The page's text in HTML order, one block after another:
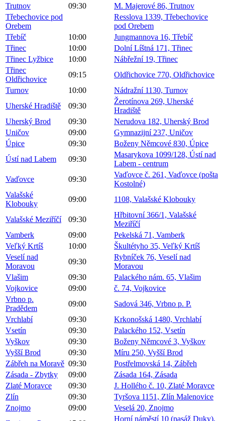
Trutnov
09:30
M. Majerové 86, Trutnov
Třebechovice pod
Orebem
Resslova 1339, Třebechovice
pod Orebem
Třebíč
10:00
Jungmannova 16, Třebíč
Třinec
10:00
Dolní Líštná 171, Třinec
Třinec Lyžbice
10:00
Nábřežní 19, Třinec
Třinec
Oldřichovice
09:15
Oldřichovice 770, Oldřichovice
Turnov
10:00
Nádražní 1130, Turnov
Uherské Hradiště
09:30
Žerotínova 269, Uherské
Hradiště
Uherský Brod
09:30
Nerudova 182, Uherský Brod
Uničov
09:00
Gymnazijní 237, Uničov
Úpice
09:30
Boženy Němcové 830, Úpice
Ústí nad Labem
09:30
Masarykova 1099/128, Ústí nad
Labem - centrum
Vaďovce
09:30
Vaďovce č. 261, Vaďovce (pošta
Kostolné)
Valašské
Klobouky
09:00 1108, Valašské Klobouky
Valašské Meziříčí 09:30
Hřbitovní 366/1, Valašské
Meziříčí
Vamberk
09:00
Pekelská 71, Vamberk
Veľký Krtíš
10:00
Škultétyho 35, Veľký Krtíš
Veselí nad
Moravou
09:30
Rybníček 76, Veselí nad
Moravou
Vlašim
09:30
Palackého nám. 65, Vlašim
Vojkovice
09:00
č. 74, Vojkovice
Vrbno p.
Pradědem
09:00
Sadová 346, Vrbno p. P.
Vrchlabí
09:30
Krkonošská 1480, Vrchlabí
Vsetín
09:30
Palackého 152, Vsetín
Vyškov
09:30
Boženy Němcové 3, Vyškov
Vyšší Brod
09:30
Míru 250, Vyšší Brod
Zábřeh na Moravě 09:30
Postřelmovská 14, Zábřeh
Zásada - Zbytky
09:00
Zásada 164, Zásada
Zlaté Moravce
09:30
J. Hollého č. 10, Zlaté Moravce
Zlín
09:30
Tyršova 1151, Zlín Malenovice
Znojmo
09:00
Veselá 20, Znojmo
Horní náměstí 10 (pasáž Duky),